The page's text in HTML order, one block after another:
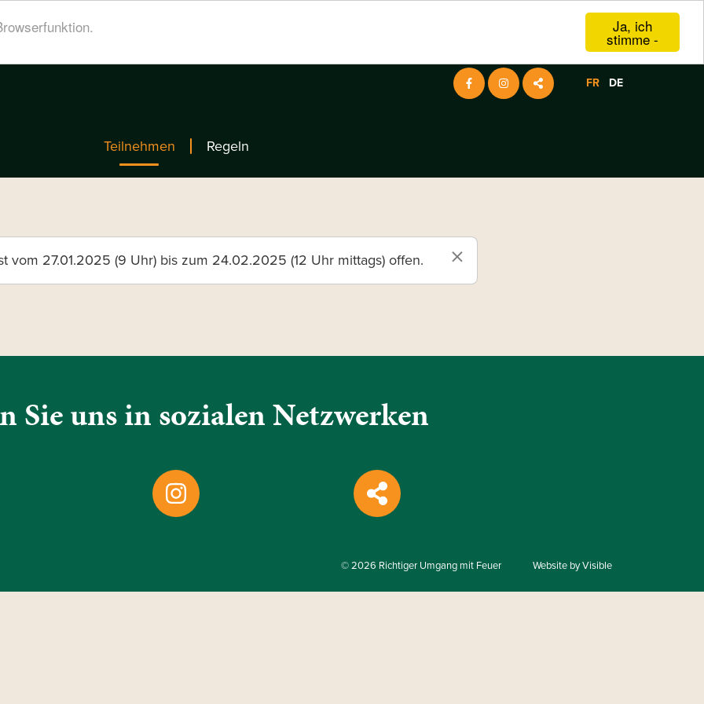
Ja, ich
stimme -
Navigation
principale
Teilnehmen Regeln
Secondary
FacebookInstagram
Share
FR DE
vom 27.01.2025 (9 Uhr) bis zum 24.02.2025 (12 Uhr mittags) offen. ×
Sie uns in sozialen Netzwerken
Instagram Share
© 2026 Richtiger Umgang mit Feuer Website by Visible